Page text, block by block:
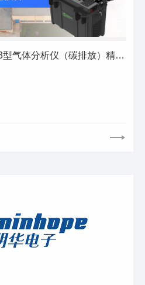
重要文件发布！MH3203型气体分析仪（碳排放）精准助力产品碳足迹核算